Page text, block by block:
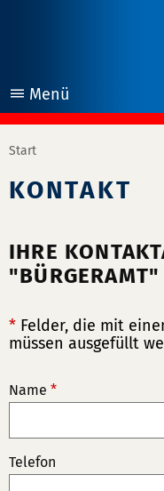
Menü
öffnen
Start
KONTAKT
IHRE
"BÜRGERAMT"
* Felder, die mit
müssen ausgefüllt
Name *
Telefon